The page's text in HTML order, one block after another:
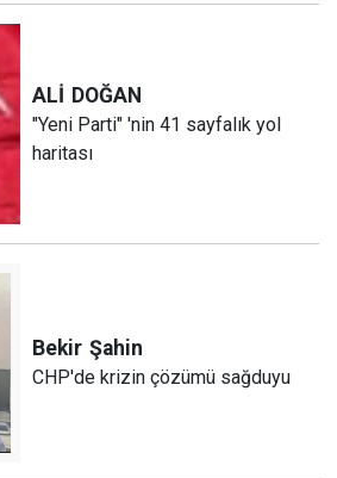
ALİ DOĞAN
"Yeni Parti" 'nin 41 sayfalık yol
haritası
Bekir Şahin
CHP'de krizin çözümü sağduyu